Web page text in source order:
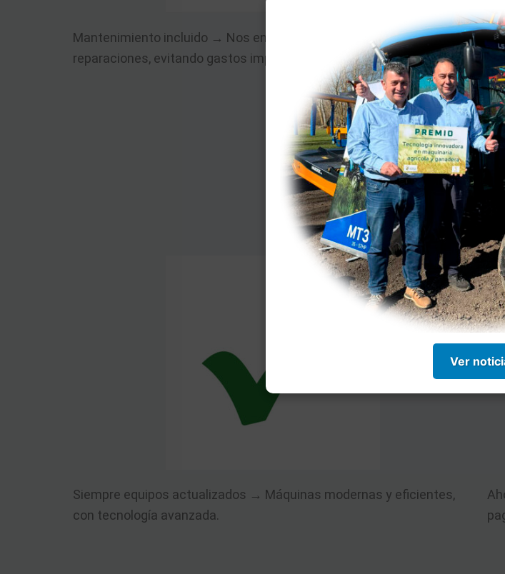
Ver
Mantenimiento incluido → Nos encargamos del mantenimiento y las
reparaciones, evitando gastos imprevistos.
Siempre equipos actualizados → Máquinas modernas y eficientes,
con tecnología avanzada.